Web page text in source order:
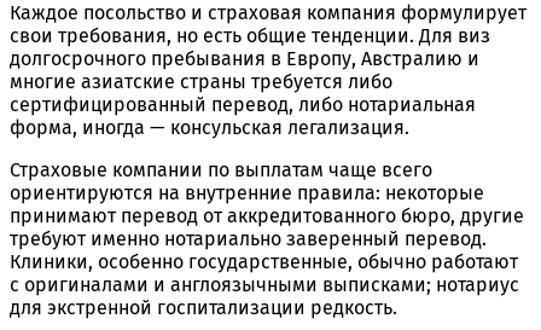
Каждое посольство и страховая компания формулирует
свои требования, но есть общие тенденции. Для виз
долгосрочного пребывания в Европу, Австралию и
многие азиатские страны требуется либо
сертифицированный перевод, либо нотариальная
форма, иногда — консульская легализация.
Страховые компании по выплатам чаще всего
ориентируются на внутренние правила: некоторые
принимают перевод от аккредитованного бюро, другие
требуют именно нотариально заверенный перевод.
Клиники, особенно государственные, обычно работают
с оригиналами и англоязычными выписками; нотариус
для экстренной госпитализации редкость.